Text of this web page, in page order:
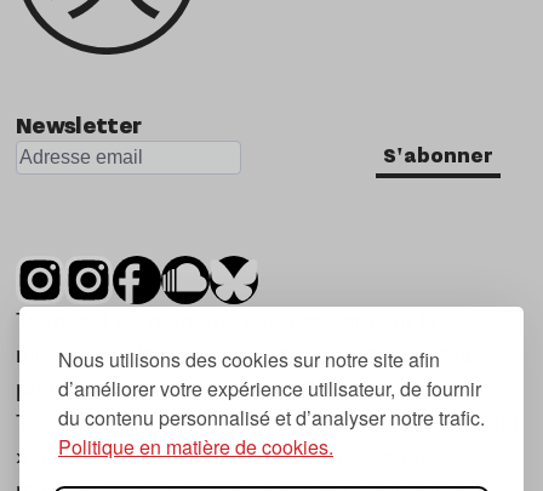
Nous utilisons des cookies sur notre site afin
d’améliorer votre expérience utilisateur, de fournir
du contenu personnalisé et d’analyser notre trafic.
Politique en matière de cookies.
Newsletter
S'abonner
Tsugi est un mensuel indépendant sur la
musique et les nouvelles tendances, dont la
première parution date de 2007.
Tsugi en japonais signifie « prochain », « suivant
», ce qui correspond à la thématique du